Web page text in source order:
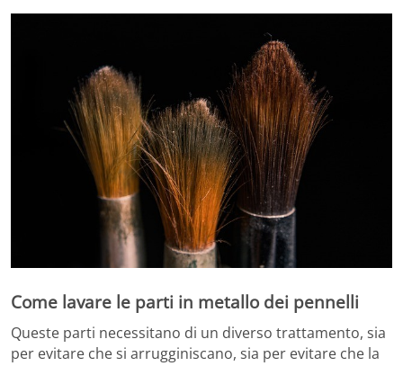
Come lavare le parti in metallo dei pennelli
Queste parti necessitano di un diverso trattamento, sia
per evitare che si arrugginiscano, sia per evitare che la